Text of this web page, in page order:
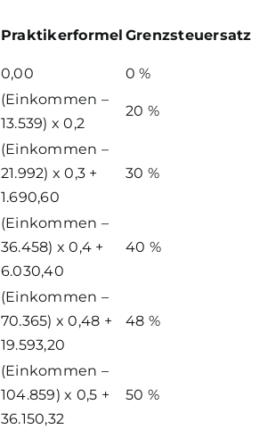
Praktikerformel Grenzsteuersatz
0,00
0 %
(Einkommen –
13.539) x 0,2
20 %
(Einkommen –
21.992) x 0,3 +
1.690,60
30 %
(Einkommen –
36.458) x 0,4 +
6.030,40
40 %
(Einkommen –
70.365) x 0,48 +
19.593,20
48 %
(Einkommen –
104.859) x 0,5 +
36.150,32
50 %